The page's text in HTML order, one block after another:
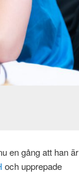
en gång att han är
och upprepade